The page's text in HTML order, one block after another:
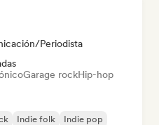
Periodista
Garage rockHip-hop
Indie folk
Indie pop